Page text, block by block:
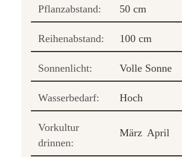
Pflanzabstand: 50 cm
Reihenabstand: 100 cm
Sonnenlicht: Volle Sonne
Wasserbedarf: Hoch
Vorkultur
drinnen:
März April